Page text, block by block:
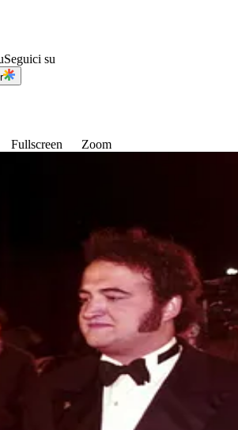
Seguici su
Fullscreen Zoom